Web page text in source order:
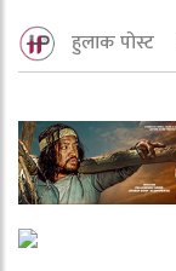
हुलाक पोस्ट